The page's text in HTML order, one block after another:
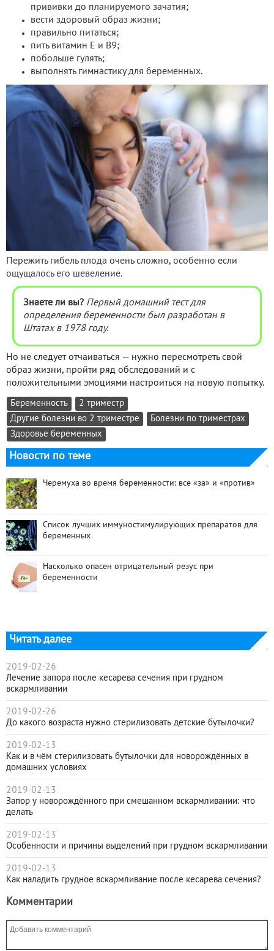
прививки до планируемого зачатия;
вести здоровый образ жизни;
правильно питаться;
пить витамин Е и В9;
побольше гулять;
выполнять гимнастику для беременных.
Пережить гибель плода очень сложно, особенно если
ощущалось его шевеление.
Знаете ли вы? Первый домашний тест для
определения беременности был разработан в
Штатах в 1978 году.
Но не следует отчаиваться — нужно пересмотреть свой
образ жизни, пройти ряд обследований и с
положительными эмоциями настроиться на новую попытку.
Беременность
2 триместр
Другие болезни во 2 триместре
Болезни по триместрах
Здоровье беременных
Новости по теме
Черемуха во время беременности: все «за» и «против»
Список лучших иммуностимулирующих препаратов для
беременных
Насколько опасен отрицательный резус при
беременности
Читать далее
2019-02-26
Лечение запора после кесарева сечения при грудном
вскармливании
2019-02-26
До какого возраста нужно стерилизовать детские бутылочки?
2019-02-13
Как и в чём стерилизовать бутылочки для новорождённых в
домашних условиях
2019-02-13
Запор у новорождённого при смешанном вскармливании: что
делать
2019-02-13
Особенности и причины выделений при грудном вскармливании
2019-02-13
Как наладить грудное вскармливание после кесарева сечения?
Комментарии